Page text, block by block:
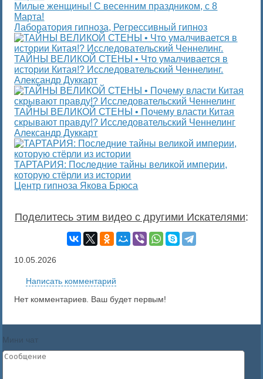
Милые женщины! С весенним праздником, с 8
Марта!
Лаборатория гипноза, Регрессивный гипноз
ТАЙНЫ ВЕЛИКОЙ СТЕНЫ • Что умалчивается в
истории Китая!? Исследовательский Ченнелинг.
Александр Дуккарт
ТАЙНЫ ВЕЛИКОЙ СТЕНЫ • Почему власти Китая
скрывают правду!? Исследовательский Ченнелинг
Александр Дуккарт
ТАРТАРИЯ: Последние тайны великой империи,
которую стёрли из истории
Центр гипноза Якова Брюса
Поделитесь этим видео с другими Искателями:
10.05.2026
Написать комментарий
Нет комментариев. Ваш будет первым!
Мини чат